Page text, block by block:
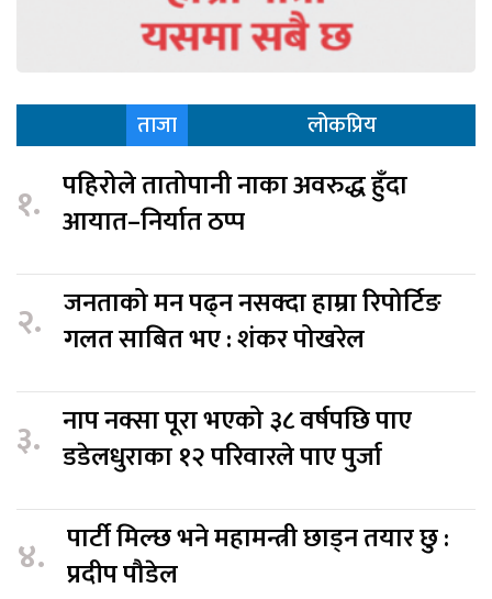
ताजा लोकप्रिय
१. पहिरोले तातोपानी नाका अवरुद्ध हुँदा
आयात–निर्यात ठप्प
२. जनताको मन पढ्न नसक्दा हाम्रा रिपोर्टिङ
गलत साबित भए : शंकर पोखरेल
३. नाप नक्सा पूरा भएको ३८ वर्षपछि पाए
डडेलधुराका १२ परिवारले पाए पुर्जा
४. पार्टी मिल्छ भने महामन्त्री छाड्न तयार छु :
प्रदीप पौडेल